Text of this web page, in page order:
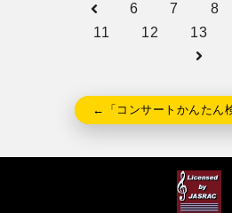
6 7 8
11
12 13
←「コンサートかんたん